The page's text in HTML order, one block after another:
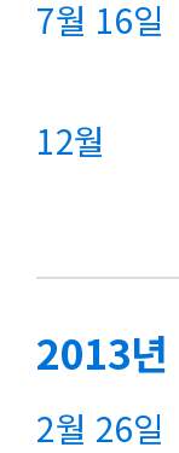
7월 16일
12월
2013년
2월 26일